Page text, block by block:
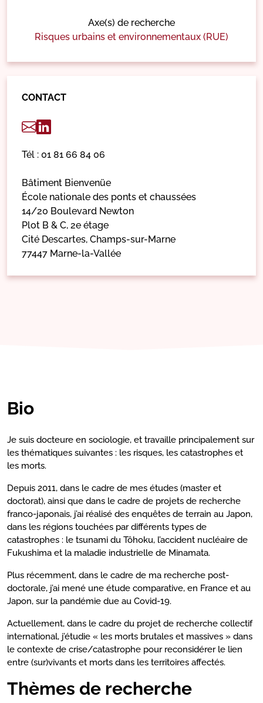
Axe(s) de recherche
Risques urbains et environnementaux (RUE)
CONTACT
Tél : 01 81 66 84 06
Bâtiment Bienvenüe
École nationale des ponts et chaussées
14/20 Boulevard Newton
Plot B & C, 2e étage
Cité Descartes, Champs-sur-Marne
77447 Marne-la-Vallée
Bio
Je suis docteure en sociologie, et travaille principalement sur
les thématiques suivantes : les risques, les catastrophes et
les morts.
Depuis 2011, dans le cadre de mes études (master et
doctorat), ainsi que dans le cadre de projets de recherche
franco-japonais, j’ai réalisé des enquêtes de terrain au Japon,
dans les régions touchées par différents types de
catastrophes : le tsunami du Tôhoku, l’accident nucléaire de
Fukushima et la maladie industrielle de Minamata.
Plus récemment, dans le cadre de ma recherche post-
doctorale, j’ai mené une étude comparative, en France et au
Japon, sur la pandémie due au Covid-19.
Actuellement, dans le cadre du projet de recherche collectif
international, j’étudie « les morts brutales et massives » dans
le contexte de crise/catastrophe pour reconsidérer le lien
entre (sur)vivants et morts dans les territoires affectés.
Thèmes de recherche